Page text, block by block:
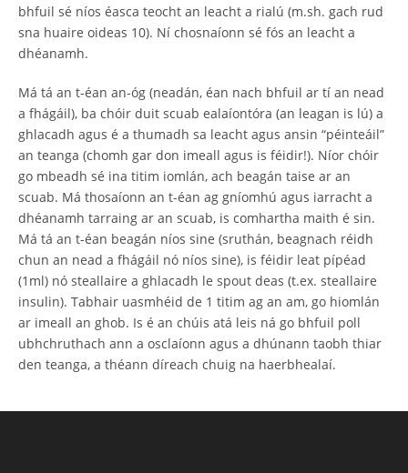
bhfuil sé níos éasca teocht an leacht a rialú (m.sh. gach rud
sna huaire oideas 10). Ní chosnaíonn sé fós an leacht a
dhéanamh.
Má tá an t-éan an-óg (neadán, éan nach bhfuil ar tí an nead
a fhágáil), ba chóir duit scuab ealaíontóra (an leagan is lú) a
ghlacadh agus é a thumadh sa leacht agus ansin “péinteáil”
an teanga (chomh gar don imeall agus is féidir!). Níor chóir
go mbeadh sé ina titim iomlán, ach beagán taise ar an
scuab. Má thosaíonn an t-éan ag gníomhú agus iarracht a
dhéanamh tarraing ar an scuab, is comhartha maith é sin.
Má tá an t-éan beagán níos sine (sruthán, beagnach réidh
chun an nead a fhágáil nó níos sine), is féidir leat pípéad
(1ml) nó steallaire a ghlacadh le spout deas (t.ex. steallaire
insulin). Tabhair uasmhéid de 1 titim ag an am, go hiomlán
ar imeall an ghob. Is é an chúis atá leis ná go bhfuil poll
ubhchruthach ann a osclaíonn agus a dhúnann taobh thiar
den teanga, a théann díreach chuig na haerbhealaí.